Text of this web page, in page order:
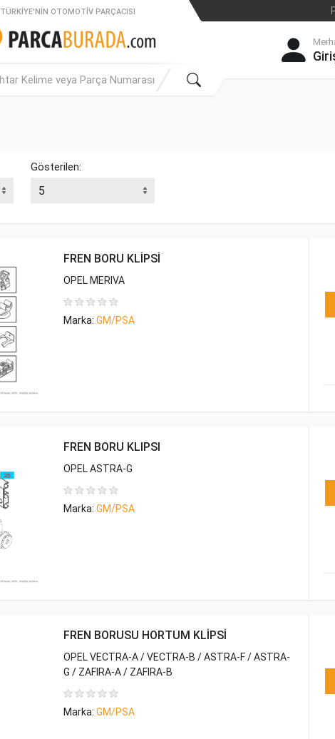
TÜRKIYE'NIN OTOMOTIV PARÇACISI
Gösterilen:
FREN BORU KLİPSİ
OPEL MERIVA
Marka: GM/PSA
FREN BORU KLIPSI
OPEL ASTRA-G
Marka: GM/PSA
FREN BORUSU HORTUM KLİPSİ
OPEL VECTRA-A / VECTRA-B / ASTRA-F / ASTRA-
G / ZAFIRA-A / ZAFIRA-B
Marka: GM/PSA